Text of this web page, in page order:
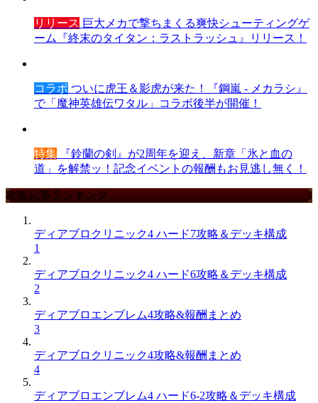
リリース 巨大メカで撃ちまくる爽快シューティングゲ
ーム『終末のタイタン：ラストラッシュ』リリース！
コラボ ついに虎王＆影虎が来た！『鋼嵐 - メカラシ』
で「魔神英雄伝ワタル」コラボ後半が開催！
特集 『鈴蘭の剣』が2周年を迎え、新章「氷と血の
道」を解禁ッ！記念イベントの報酬もお見逃し無く！
攻略記事ランキング
ディアブロクリニック4 ハード7攻略＆デッキ構成
1
ディアブロクリニック4 ハード6攻略＆デッキ構成
2
ディアブロエンブレム4攻略&報酬まとめ
3
ディアブロクリニック4攻略&報酬まとめ
4
ディアブロエンブレム4 ハード6-2攻略＆デッキ構成